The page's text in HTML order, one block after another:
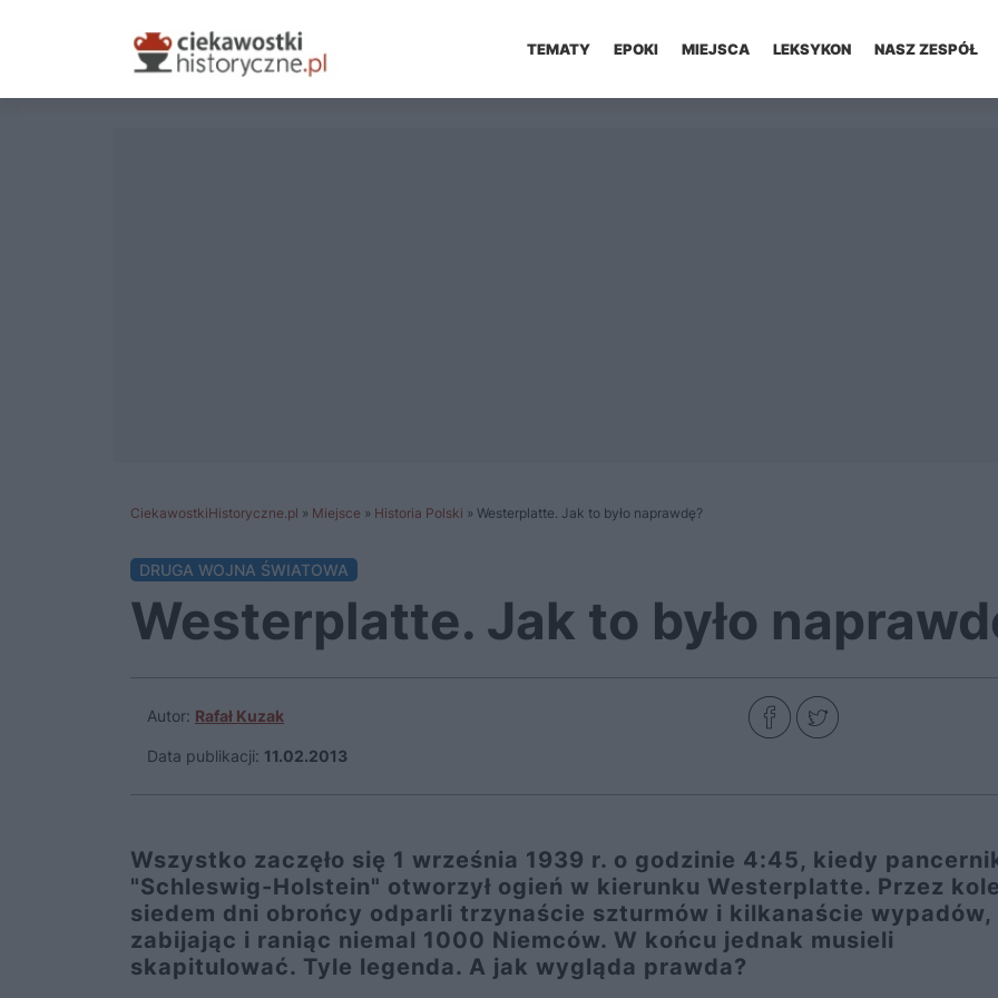
TEMATY EPOKI MIEJSCA LEKSYKON NASZ ZESPÓŁ
CiekawostkiHistoryczne.pl » Miejsce » Historia Polski » Westerplatte. Jak to było naprawdę?
DRUGA WOJNA ŚWIATOWA
Westerplatte. Jak to było
Autor: Rafał Kuzak
Data publikacji: 11.02.2013
Wszystko zaczęło się 1 września 1939 r. o godzinie 4:45, kiedy
"Schleswig-Holstein" otworzył ogień w kierunku Westerplatte. Przez
siedem dni obrońcy odparli trzynaście szturmów i kilkanaście wypadów,
zabijając i raniąc niemal 1000 Niemców. W końcu jednak musieli
skapitulować. Tyle legenda. A jak wygląda prawda?